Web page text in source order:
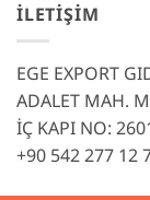
İLETIŞIM
EGE EXPORT
ADALET MAH.
İÇ KAPI NO:
+90 542 277 12